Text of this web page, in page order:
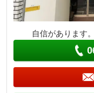
自信があります